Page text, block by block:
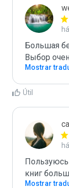
Большая
Выбор
Mostrar
Útil
Пользуюсь
книг
Mostrar